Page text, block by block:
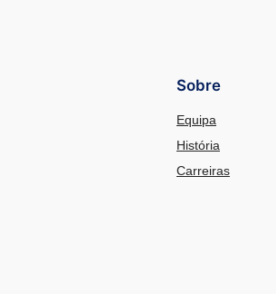
Sobre
Equipa
História
Carreiras